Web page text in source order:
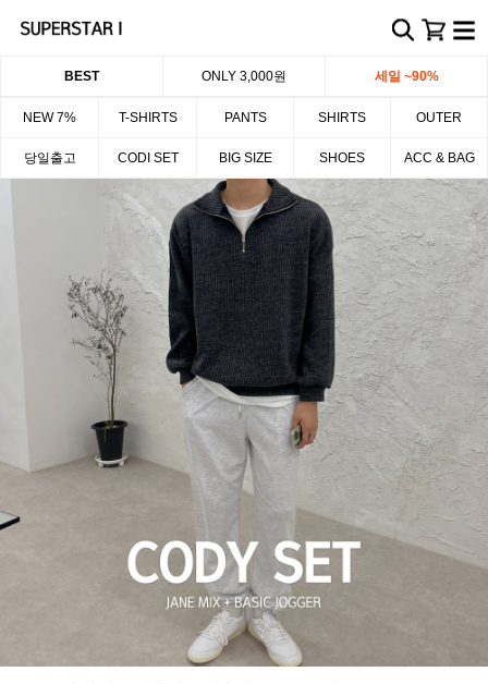
BEST ONLY 3,000원 세일 ~90%
NEW 7% T-SHIRTS PANTS SHIRTS OUTER
당일출고 CODI SET BIG SIZE SHOES ACC & BAG